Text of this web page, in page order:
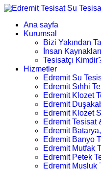
Ana sayfa
Kurumsal
Bizi Yakından
İnsan Kaynakları
Tesisatçı
Hizmetler
Edremit Su
Edremit Sıhhi
Edremit Klozet
Edremit
Edremit Klozet
Edremit Tesisat
Edremit
Edremit Banyo
Edremit Mutfak
Edremit Petek
Edremit Musluk